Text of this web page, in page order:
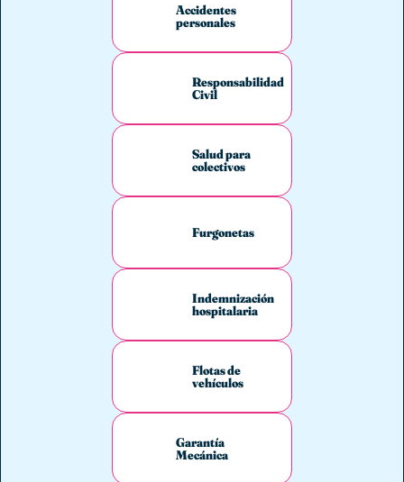
Accidentes
personales
Responsabilidad
Civil
Salud para
colectivos
Furgonetas
Indemnización
hospitalaria
Flotas de
vehículos
Garantía
Mecánica